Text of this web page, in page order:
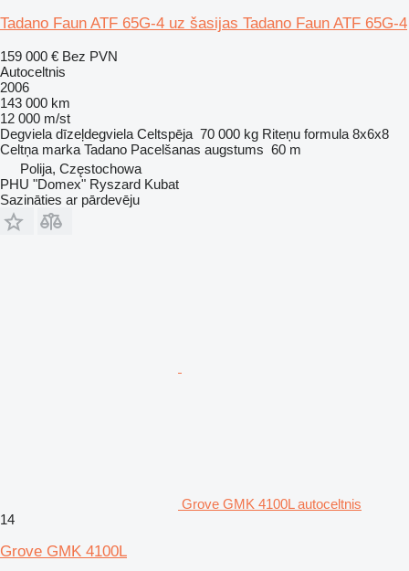
Tadano Faun ATF 65G-4 uz šasijas Tadano Faun ATF 65G-4
159 000 € Bez PVN
Autoceltnis
2006
143 000 km
12 000 m/st
Degviela dīzeļdegviela Celtspēja 70 000 kg Riteņu formula 8x6x8
Celtņa marka Tadano Pacelšanas augstums 60 m
Polija, Częstochowa
PHU "Domex" Ryszard Kubat
Sazināties ar pārdevēju
Grove GMK 4100L autoceltnis
14
Grove GMK 4100L